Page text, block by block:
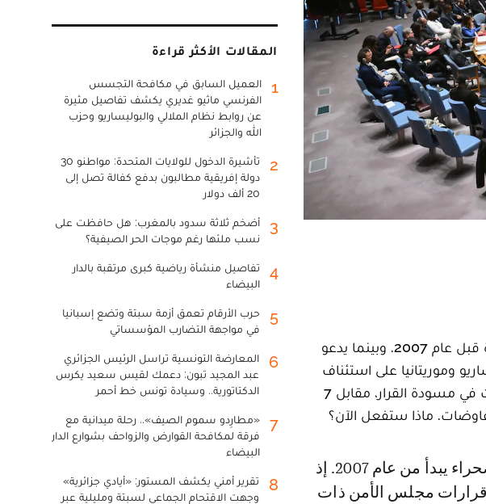
في مشروع قراره رقم 2024 بشأن الصحراء، يستبعد مجلس الأمن بشكل كلي القرارات الصادرة قبل عام 2007. وبينما يدعو
وموريتانيا على استئناف
مسلسل الموائد المستديرة. إن الجزائر، العضو غير الدائم بمجلس الأمن والتي ذكرت خمس مرات في مسودة القرار، مقابل 7
ماذا ستفعل الآن؟
مجلس الأمن ذات
المقالات الأكثر قراءة
1
العميل السابق في مكافحة التجسس
الفرنسي ماثيو غديري يكشف تفاصيل مثيرة
عن روابط نظام الملالي والبوليساريو وحزب
الله والجزائر
2
تأشيرة الدخول للولايات المتحدة: مواطنو 30
دولة إفريقية مطالبون بدفع كفالة تصل إلى
20 ألف دولار
3
أضخم ثلاثة سدود بالمغرب: هل حافظت على
نسب ملئها رغم موجات الحر الصيفية؟
4
تفاصيل منشأة رياضية كبرى مرتقبة بالدار
البيضاء
5
حرب الأرقام تعمق أزمة سبتة وتضع إسبانيا
في مواجهة التضارب المؤسساتي
6
المعارضة التونسية تراسل الرئيس الجزائري
عبد المجيد تبون: دعمك لقيس سعيد يكرس
الدكتاتورية.. وسيادة تونس خط أحمر
7
«مطارِدو سموم الصيف».. رحلة ميدانية مع
فرقة لمكافحة القوارض والزواحف بشوارع الدار
البيضاء
8
تقرير أمني يكشف المستور: «أيادي جزائرية»
وجهت الاقتحام الجماعي لسبتة ومليلية عبر